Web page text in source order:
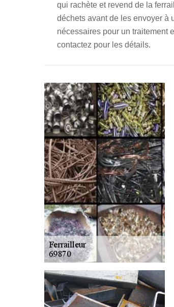
qui rachète et revend de la
déchets avant de les envoyer à
nécessaires pour un traitement
contactez pour les détails.